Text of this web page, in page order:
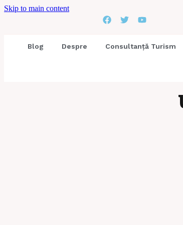
Skip to main content
Blog Despre Consultanță Turism